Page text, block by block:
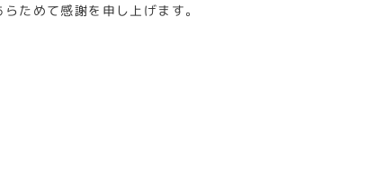
ためて感謝を申し上げます。